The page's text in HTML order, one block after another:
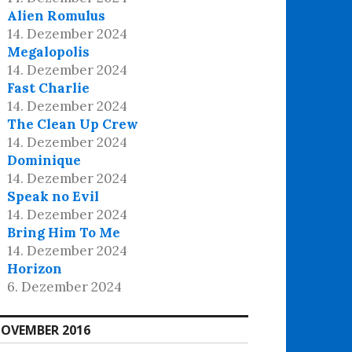
Alien Romulus
14. Dezember 2024
Megalopolis
14. Dezember 2024
Fast Charlie
14. Dezember 2024
The Clean Up Crew
14. Dezember 2024
Dominique
14. Dezember 2024
Speak no Evil
14. Dezember 2024
Bring Him To Me
14. Dezember 2024
Horizon
6. Dezember 2024
2016